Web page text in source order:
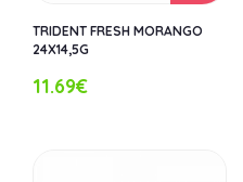
TRIDENT FRESH MORANGO
24X14,5G
11.69€